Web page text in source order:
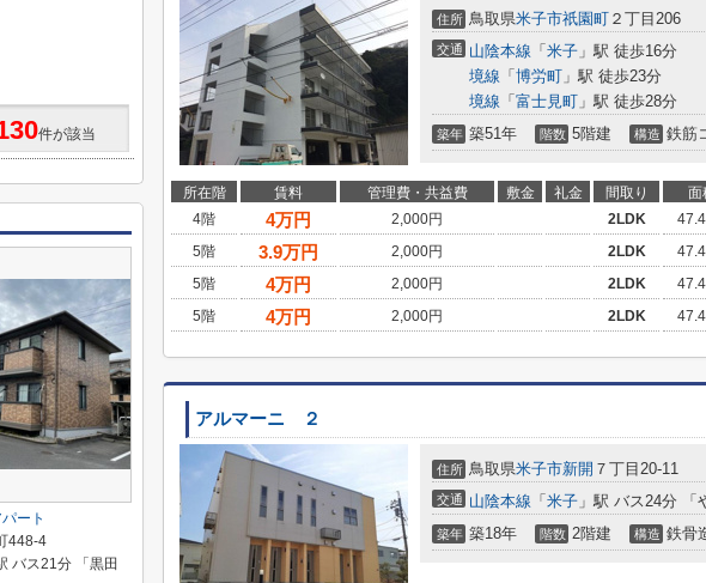
住所 鳥取県米子市祇園町 ２丁目206
交通 山陰本線 「 米子 」駅 徒歩16分
境線 「 博労町 」駅 徒歩23分
境線 「 富士見町 」駅 徒歩28分
築年 築51年 階数 5階建 構造 鉄筋
所在階 賃料 管理費・共益費 敷金 礼金 間取り 面
4階
4万円 2,000円 2LDK
5階
3.9万円 2,000円 2LDK
5階
4万円 2,000円 2LDK
5階
4万円 2,000円 2LDK
アルマーニ ２
住所 鳥取県米子市新開 ７丁目20-11
交通 山陰本線 「 米子 」駅 バス24分 「
築年 築18年 階数 2階建 構造 鉄骨
件が該当
ート
448-4
バス21分 「黒田